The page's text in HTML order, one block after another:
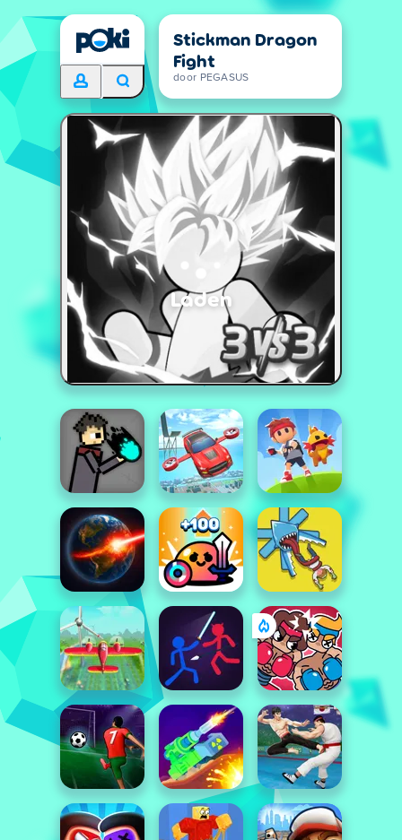
Stickman Dragon
Fight
door PEGASUS
Laden